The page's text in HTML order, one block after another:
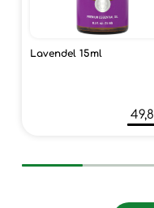
Lavendel 15ml